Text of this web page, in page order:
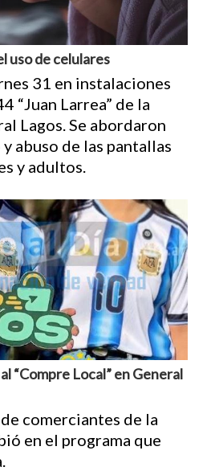
uso de celulares
31 en instalaciones
“Juan Larrea” de la
Lagos. Se abordaron
abuso de las pantallas
y adultos.
“Compre Local” en General
comerciantes de la
en el programa que